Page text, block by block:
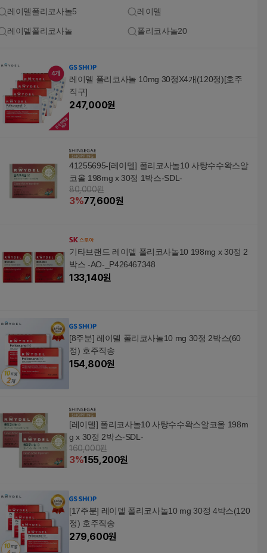
레이델폴리코사놀5 레이델
레이델폴리코사놀 폴리코사놀20
레이델 폴리코사놀 10mg 30정X4개(120정)[호주
직구]
247,000원
41255695-[레이델] 폴리코사놀10 사탕수수왁스알
코올 198mg x 30정 1박스-SDL-
80,000원
3%77,600원
기타브랜드 레이델 폴리코사놀10 198mg x 30정 2
박스 -AO-_P426467348
133,140원
[8주분] 레이델 폴리코사놀10 mg 30정 2박스(60
정) 호주직송
154,800원
[레이델] 폴리코사놀10 사탕수수왁스알코올 198m
g x 30정 2박스-SDL-
160,000원
3%155,200원
[17주분] 레이델 폴리코사놀10 mg 30정 4박스(120
정) 호주직송
279,600원